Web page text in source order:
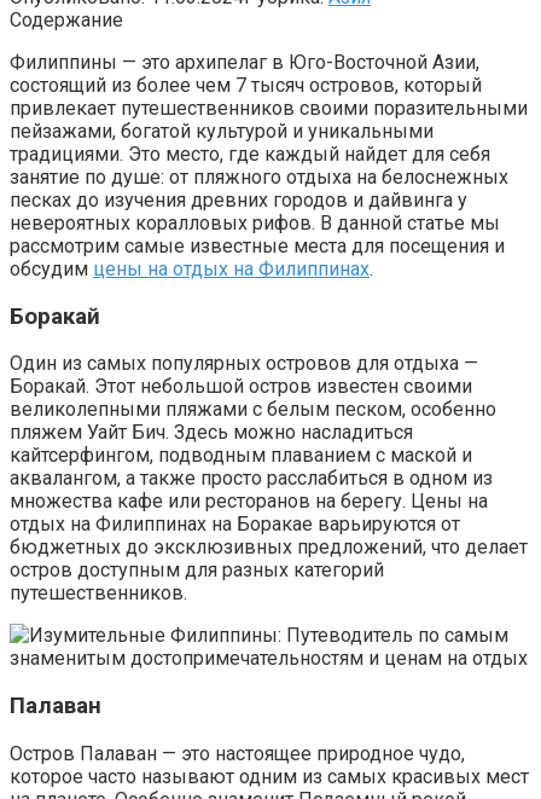
Содержание
Филиппины — это архипелаг в Юго-Восточной Азии,
состоящий из более чем 7 тысяч островов, который
привлекает путешественников своими поразительными
пейзажами, богатой культурой и уникальными
традициями. Это место, где каждый найдет для себя
занятие по душе: от пляжного отдыха на белоснежных
песках до изучения древних городов и дайвинга у
невероятных коралловых рифов. В данной статье мы
рассмотрим самые известные места для посещения и
обсудим цены на отдых на Филиппинах.
Боракай
Один из самых популярных островов для отдыха —
Боракай. Этот небольшой остров известен своими
великолепными пляжами с белым песком, особенно
пляжем Уайт Бич. Здесь можно насладиться
кайтсерфингом, подводным плаванием с маской и
аквалангом, а также просто расслабиться в одном из
множества кафе или ресторанов на берегу. Цены на
отдых на Филиппинах на Боракае варьируются от
бюджетных до эксклюзивных предложений, что делает
остров доступным для разных категорий
путешественников.
Палаван
Остров Палаван — это настоящее природное чудо,
которое часто называют одним из самых красивых мест